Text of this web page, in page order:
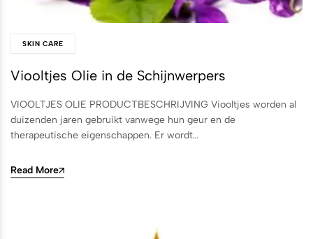
SKIN CARE
Viooltjes Olie in de Schijnwerpers
VIOOLTJES OLIE PRODUCTBESCHRIJVING Viooltjes worden al
duizenden jaren gebruikt vanwege hun geur en de
therapeutische eigenschappen. Er wordt…
Read More